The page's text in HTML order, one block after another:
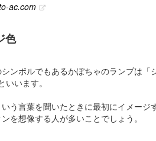
ac.com
色
ンボルでもあるかぼちゃのランプは「
いいます。
う言葉を聞いたときに最初にイメージ
を想像する人が多いことでしょう。